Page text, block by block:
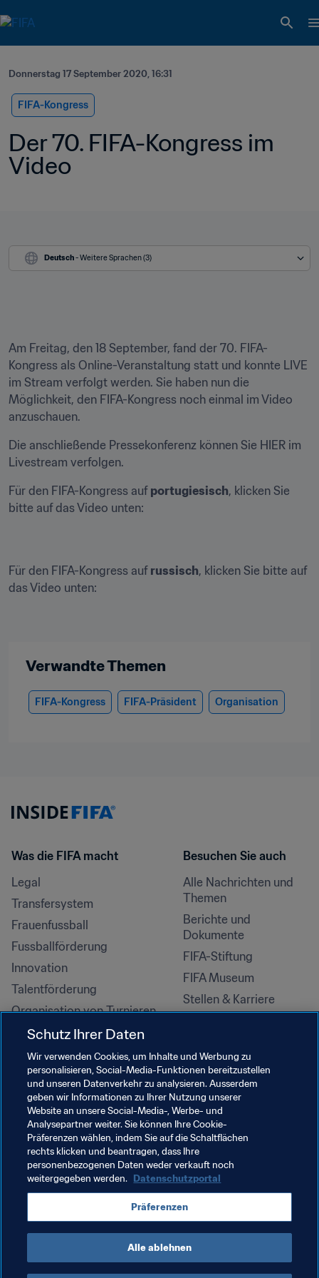
Donnerstag 17 September 2020, 16:31
FIFA-Kongress
Der 70. FIFA-Kongress im
Video
Deutsch - Weitere Sprachen (3)
Am Freitag, den 18 September, fand der 70. FIFA-
Kongress als Online-Veranstaltung statt und konnte LIVE
im Stream verfolgt werden. Sie haben nun die
Möglichkeit, den FIFA-Kongress noch einmal im Video
anzuschauen.
Die anschließende Pressekonferenz können Sie HIER im
Livestream verfolgen.
Für den FIFA-Kongress auf portugiesisch, klicken Sie
bitte auf das Video unten:
Für den FIFA-Kongress auf russisch, klicken Sie bitte auf
das Video unten:
Verwandte Themen
FIFA-Kongress FIFA-Präsident Organisation
Was die FIFA macht
Legal
Transfersystem
Frauenfussball
Fussballförderung
Innovation
Talentförderung
Organisation von Turnieren
Nachhaltigkeit
Menschenrechte und
Antidiskriminierung
Gesundheit und Medizin
Bildungsinitiativen
Besuchen Sie auch
Alle Nachrichten und
Themen
Berichte und
Dokumente
FIFA-Stiftung
FIFA Museum
Stellen & Karriere
NUTZUNGSBEDINGUNGEN
FIFA-DATENSCHUTZPORTAL
DOWNLOADS
COOKIE-EINSTELLUNGEN
Urheberrechte © 1994–2025 FIFA. Alle Rechte vorbehalten.
Schutz Ihrer Daten
Wir verwenden Cookies, um Inhalte und Werbung zu
personalisieren, Social-Media-Funktionen bereitzustellen
und unseren Datenverkehr zu analysieren. Ausserdem
geben wir Informationen zu Ihrer Nutzung unserer
Website an unsere Social-Media-, Werbe- und
Analysepartner weiter. Sie können Ihre Cookie-
Präferenzen wählen, indem Sie auf die Schaltflächen
rechts klicken und beantragen, dass Ihre
personenbezogenen Daten weder verkauft noch
weitergegeben werden. Datenschutzportal
Präferenzen
Alle ablehnen